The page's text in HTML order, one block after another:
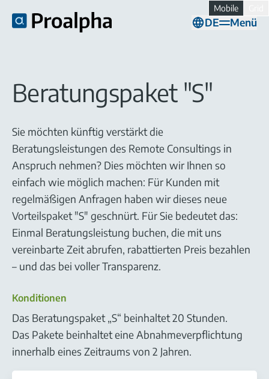
DE Menü
Beratungspaket "S"
Sie möchten künftig verstärkt die
Beratungsleistungen des Remote Consultings in
Anspruch nehmen? Dies möchten wir Ihnen so
einfach wie möglich machen: Für Kunden mit
regelmäßigen Anfragen haben wir dieses neue
Vorteilspaket "S" geschnürt. Für Sie bedeutet das:
Einmal Beratungsleistung buchen, die mit uns
vereinbarte Zeit abrufen, rabattierten Preis bezahlen
– und das bei voller Transparenz.
Konditionen
Das Beratungspaket „S“ beinhaltet 20 Stunden.
Das Pakete beinhaltet eine Abnahmeverpflichtung
innerhalb eines Zeitraums von 2 Jahren.